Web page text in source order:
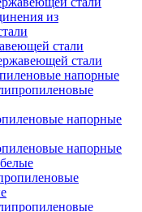
из
стали
стали
напорные
напорные
напорные